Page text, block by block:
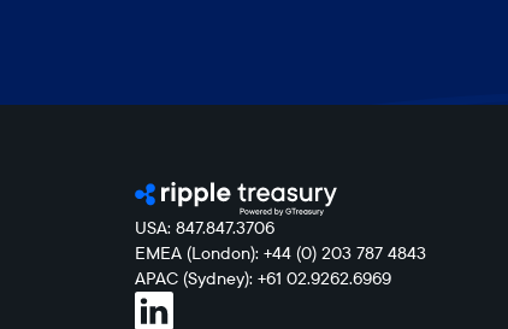
USA: 847.847.3706
EMEA (London): +44 (0) 203 787 4843
APAC (Sydney): +61 02.9262.6969